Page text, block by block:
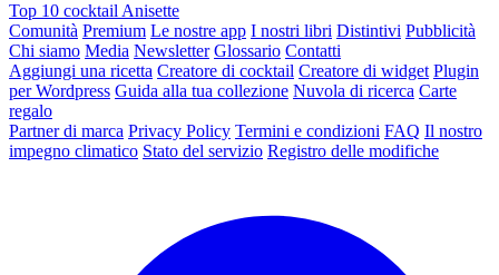
Top 10 cocktail Anisette
Comunità Premium Le nostre app I nostri libri Distintivi Pubblicità
Chi siamo Media Newsletter Glossario Contatti
Aggiungi una ricetta Creatore di cocktail Creatore di widget Plugin
per Wordpress Guida alla tua collezione Nuvola di ricerca Carte
regalo
Partner di marca Privacy Policy Termini e condizioni FAQ Il nostro
impegno climatico Stato del servizio Registro delle modifiche